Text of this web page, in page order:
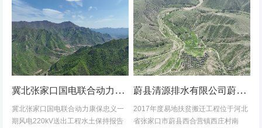
劳务派遣有限公司桥西区西沟区域村
庄村容村貌改造提升及基础设施建设
项目堆料...
目共建12个易地搬迁安置区，分别位
于白草村乡西户庄村、柏树乡柏树...
冀北张家口国电联合动力康保忠义一期风电220kV送出工程水土保持报告表
冀北张家口国电联合动力康保忠义一
期风电220kV送出工程水土保持报告
蔚县清源排水有限公司蔚县2017年度易地扶贫搬迁工程（一期）水土保持方案
2017年度易地扶贫搬迁工程位于河北
省张家口市蔚县西合营镇西庄村南